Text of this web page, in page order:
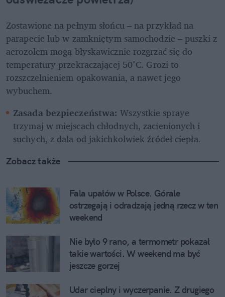
Zostawione na pełnym słońcu – na przykład na
parapecie lub w zamkniętym samochodzie – puszki z
aerozolem mogą błyskawicznie rozgrzać się do
temperatury przekraczającej 50°C. Grozi to
rozszczelnieniem opakowania, a nawet jego
wybuchem.
Zasada bezpieczeństwa: Wszystkie spraye
trzymaj w miejscach chłodnych, zacienionych i
suchych, z dala od jakichkolwiek źródeł ciepła.
Zobacz także
Fala upałów w Polsce. Górale
ostrzegają i odradzają jedną rzecz w ten
weekend
Nie było 9 rano, a termometr pokazał
takie wartości. W weekend ma być
jeszcze gorzej
Udar cieplny i wyczerpanie. Z drugiego